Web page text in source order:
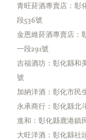
青旺菸酒專賣店：彰
段536號
金恩維菸酒專賣店：
一段291號
吉福酒坊：彰化縣和
號
加納洋酒：彰化市民
永承商行：彰化縣北
進和：彰化縣鹿港鎮
大旺洋酒：彰化縣社